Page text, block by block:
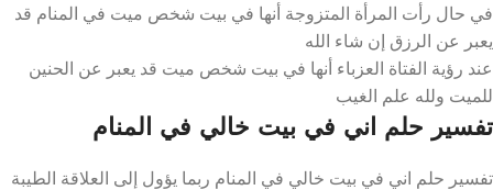
في حال رأت المرأة المتزوجة أنها في بيت شخص ميت في المنام قد
يعبر عن الرزق إن شاء الله
عند رؤية الفتاة العزباء أنها في بيت شخص ميت قد يعبر عن الحنين
للميت ولله علم الغيب
تفسير حلم اني في بيت خالي في المنام
تفسير حلم اني في بيت خالي في المنام ربما يؤول إلى العلاقة الطيبة